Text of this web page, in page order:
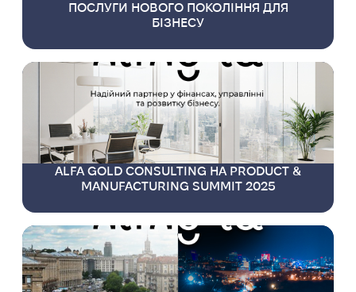
ПОСЛУГИ НОВОГО ПОКОЛІННЯ ДЛЯ
БІЗНЕСУ
ALFA GOLD CONSULTING НА PRODUCT &
MANUFACTURING SUMMIT 2025